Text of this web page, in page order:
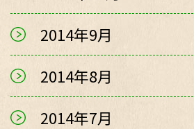
2014年9月
2014年8月
2014年7月